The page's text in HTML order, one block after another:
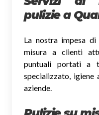
pulizie a
La nostra impesa
misura a clienti
puntuali portati a
specializzato, igiene
aziende.